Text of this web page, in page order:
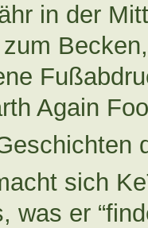
in der
Again
sich
was er